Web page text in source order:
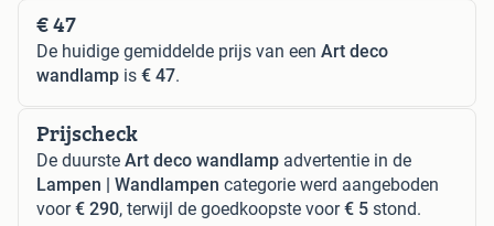
€ 47
De huidige gemiddelde prijs van een Art deco
wandlamp is € 47.
Prijscheck
De duurste Art deco wandlamp advertentie in de
Lampen | Wandlampen categorie werd aangeboden
voor€ 290, terwijl de goedkoopste voor€ 5 stond.